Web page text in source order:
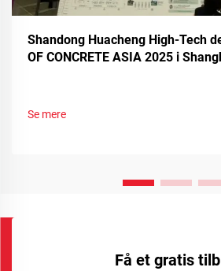
Shandong Huacheng High-Tech
OF CONCRETE ASIA 2025 i
Se mere
Få et gratis